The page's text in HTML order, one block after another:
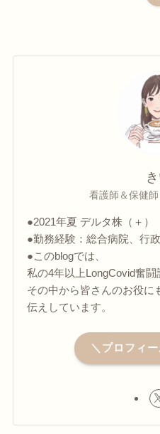
看護師＆保健
●2021年夏 デルタ株（＋）
●勤務経験：総合病院、行
●このblogでは、
私の4年以上LongCovid奮闘
その中から皆さんのお役に
伝えしています。
＼プロフィ